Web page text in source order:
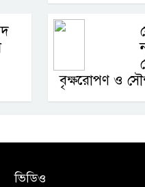
বৃক্ষরোপণ ও
ভিডিও